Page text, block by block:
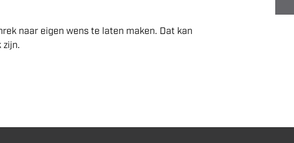
naar eigen wens te laten maken. Dat kan
zijn.